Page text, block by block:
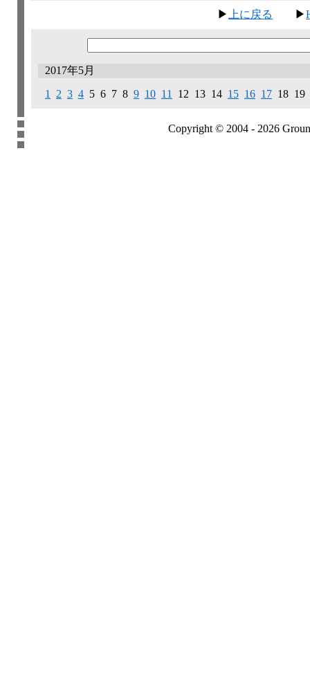
▶ 上に戻る ▶
2017年5月
1
2 3 4 5 6 7 8 9 10 11 12 13 14 15 16 17 18
Copyright © 2004 - 2026